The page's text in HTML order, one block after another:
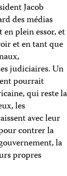
Jacob
des médias
plein essor, et
et en tant que
judiciaires. Un
pourrait
qui reste la
les
avec leur
contrer la
la
propres